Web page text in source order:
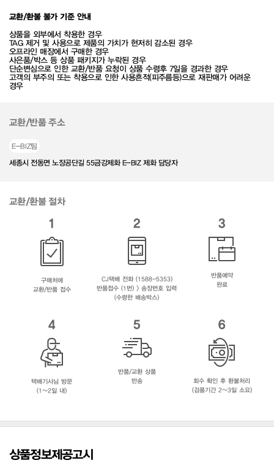
교환/환불 불가 기준 안내
상품을 외부에서 착용한 경우
TAG 제거 및 사용으로 제품의 가치가 현저히 감소된 경우
오프라인 매장에서 구매한 경우
사은품/박스 등 상품 패키지가 누락된 경우
단순변심으로 인한 교환/반품 요청이 상품 수령후 7일을 경과한 경우
고객의 부주의 또는 착용으로 인한 사용흔적(피주름등)으로 재판매가 어려운
경우
교환/반품 주소
E-BIZ팀
세종시 전동면 노장공단길 55금강제화 E-BIZ 제화 담당자
교환/환불 절차
1
구매처에
교환/반품 접수
2
CJ택배 전화 (1588-5353)
반품접수 (1번) > 송장번호 입력
(수령한 배송박스)
3
반품예약
완료
4
택배기사님 방문
(1~2일 내)
5
반품/교환 상품
반송
6
회수 확인 후 환불처리
(검품기간 2~3일 소요)
상품정보제공고시